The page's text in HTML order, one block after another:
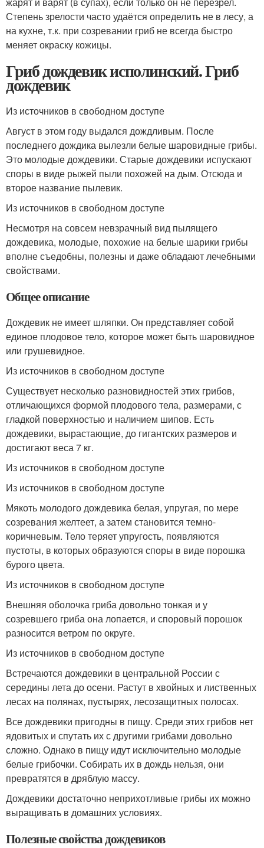
Степень зрелости часто удаётся определить не в лесу, а
на кухне, т.к. при созревании гриб не всегда быстро
меняет окраску кожицы.
Гриб дождевик исполинский. Гриб
дождевик
Из источников в свободном доступе
Август в этом году выдался дождливым. После
последнего дождика вылезли белые шаровидные грибы.
Это молодые дождевики. Старые дождевики испускают
споры в виде рыжей пыли похожей на дым. Отсюда и
второе название пылевик.
Из источников в свободном доступе
Несмотря на совсем невзрачный вид пылящего
дождевика, молодые, похожие на белые шарики грибы
вполне съедобны, полезны и даже обладают лечебными
свойствами.
Общее описание
Дождевик не имеет шляпки. Он представляет собой
единое плодовое тело, которое может быть шаровидное
или грушевидное.
Из источников в свободном доступе
Существует несколько разновидностей этих грибов,
отличающихся формой плодового тела, размерами, с
гладкой поверхностью и наличием шипов. Есть
дождевики, вырастающие, до гигантских размеров и
достигают веса 7 кг.
Из источников в свободном доступе
Из источников в свободном доступе
Мякоть молодого дождевика белая, упругая, по мере
созревания желтеет, а затем становится темно-
коричневым. Тело теряет упругость, появляются
пустоты, в которых образуются споры в виде порошка
бурого цвета.
Из источников в свободном доступе
Внешняя оболочка гриба довольно тонкая и у
созревшего гриба она лопается, и споровый порошок
разносится ветром по округе.
Из источников в свободном доступе
Встречаются дождевики в центральной России с
середины лета до осени. Растут в хвойных и лиственных
лесах на полянах, пустырях, лесозащитных полосах.
Все дождевики пригодны в пищу. Среди этих грибов нет
ядовитых и спутать их с другими грибами довольно
сложно. Однако в пищу идут исключительно молодые
белые грибочки. Собирать их в дождь нельзя, они
превратятся в дряблую массу.
Дождевики достаточно неприхотливые грибы их можно
выращивать в домашних условиях.
Полезные свойства дождевиков